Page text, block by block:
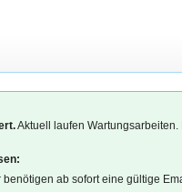
Aktuell laufen
benötigen ab sofort eine gültige